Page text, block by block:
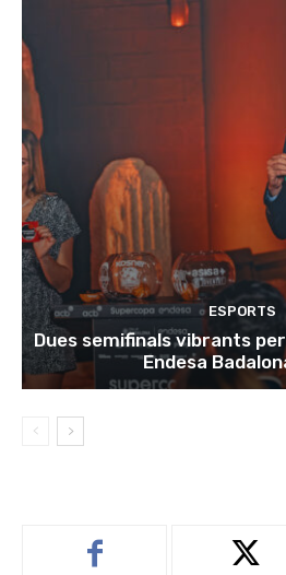
ESPORTS
Dues semifinals vibrants
Endesa